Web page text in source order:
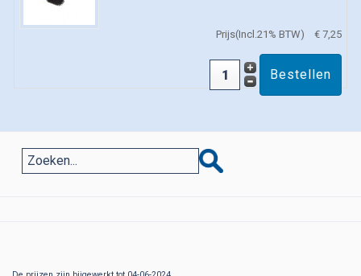
Prijs(Incl.21% BTW) € 7,25